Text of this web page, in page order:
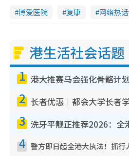
博爱医院
复康 网络热话
港生活社会话题
1
2
3
4